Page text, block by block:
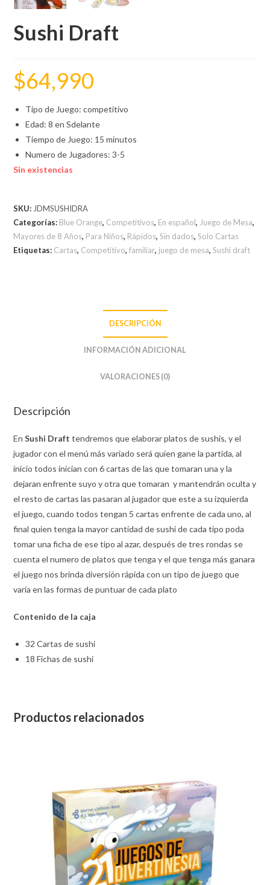
Sushi Draft
$64,990
Tipo de Juego: competitivo
Edad: 8 en Sdelante
Tiempo de Juego: 15 minutos
Numero de Jugadores: 3-5
Sin existencias
SKU: JDMSUSHIDRA
Categorías: Blue Orange, Competitivos, En español, Juego de Mesa,
Mayores de 8 Años, Para Niños, Rápidos,Sin dados,Solo Cartas
Etiquetas: Cartas, Competitivo,familiar, juego de mesa,Sushi draft
DESCRIPCIÓN
INFORMACIÓN ADICIONAL
VALORACIONES (0)
Descripción
EnSushi Draft tendremos que elaborar platos de sushis, y el
jugador con el menú más variado será quien gane la partida, al
inicio todos inician con 6 cartas de las que tomaran una y la
dejaran enfrente suyo y otra que tomaran y mantendrán oculta y
el resto de cartas las pasaran al jugador que este a su izquierda
el juego, cuando todos tengan 5 cartas enfrente de cada uno, al
final quien tenga la mayor cantidad de sushi de cada tipo poda
tomar una ficha de ese tipo al azar, después de tres rondas se
cuenta el numero de platos que tenga y el que tenga más ganara
el juego nos brinda diversión rápida con un tipo de juego que
varía en las formas de puntuar de cada plato
Contenido de la caja
32 Cartas de sushi
18 Fichas de sushi
Productos relacionados